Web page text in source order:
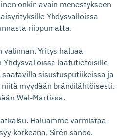
onkin avain menestykseen
Yhdysvalloissa
riippumatta.
valinnan. Yritys haluaa
laatutietoisille
sisustusputiikeissa ja
myydään brändilähtöisesti.
Wal-Martissa.
Haluamme varmistaa,
korkeana, Sirén sanoo.